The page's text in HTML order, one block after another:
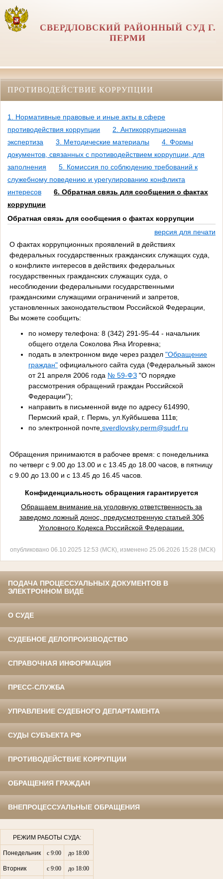
СВЕРДЛОВСКИЙ РАЙОННЫЙ СУД Г.
ПЕРМИ
ПРОТИВОДЕЙСТВИЕ КОРРУПЦИИ
1. Нормативные правовые и иные акты в сфере
противодействия коррупции
2. Антикоррупционная
экспертиза
3. Методические материалы
4. Формы
документов, связанных с противодействием коррупции, для
заполнения
5. Комиссия по соблюдению требований к
служебному поведению и урегулированию конфликта
интересов
6. Обратная связь для сообщения о фактах
коррупции
Обратная связь для сообщения о фактах коррупции
версия для печати
О фактах коррупционных проявлений в действиях
федеральных государственных гражданских служащих суда,
о конфликте интересов в действиях федеральных
государственных гражданских служащих суда, о
несоблюдении федеральными государственными
гражданскими служащими ограничений и запретов,
установленных законодательством Российской Федерации,
Вы можете сообщить:
по номеру телефона: 8 (342) 291-95-44 - начальник
общего отдела Соколова Яна Игоревна;
подать в электронном виде через раздел "Обращение
граждан" официального сайта суда (Федеральный закон
от 21 апреля 2006 года № 59-ФЗ "О порядке
рассмотрения обращений граждан Российской
Федерации");
направить в письменной виде по адресу 614990,
Пермский край, г. Пермь, ул.Куйбышева 111в;
по электронной почте sverdlovsky.perm@sudrf.ru
Обращения принимаются в рабочее время: с понедельника
по четверг с 9.00 до 13.00 и с 13.45 до 18.00 часов, в пятницу
с 9.00 до 13.00 и с 13.45 до 16.45 часов.
Конфиденциальность обращения гарантируется
Обращаем внимание на уголовную ответственность за
заведомо ложный донос, предусмотренную статьей 306
Уголовного Кодекса Российской Федерации.
опубликовано 06.10.2025 12:53 (МСК), изменено 25.06.2026 15:28 (МСК)
ПОДАЧА ПРОЦЕССУАЛЬНЫХ ДОКУМЕНТОВ В
ЭЛЕКТРОННОМ ВИДЕ
О СУДЕ
СУДЕБНОЕ ДЕЛОПРОИЗВОДСТВО
СПРАВОЧНАЯ ИНФОРМАЦИЯ
ПРЕСС-СЛУЖБА
УПРАВЛЕНИЕ СУДЕБНОГО ДЕПАРТАМЕНТА
СУДЫ СУБЪЕКТА РФ
ПРОТИВОДЕЙСТВИЕ КОРРУПЦИИ
ОБРАЩЕНИЯ ГРАЖДАН
ВНЕПРОЦЕССУАЛЬНЫЕ ОБРАЩЕНИЯ
РЕЖИМ РАБОТЫ СУДА:
Понедельник с 9:00 до 18:00
Вторник с 9:00 до 18:00